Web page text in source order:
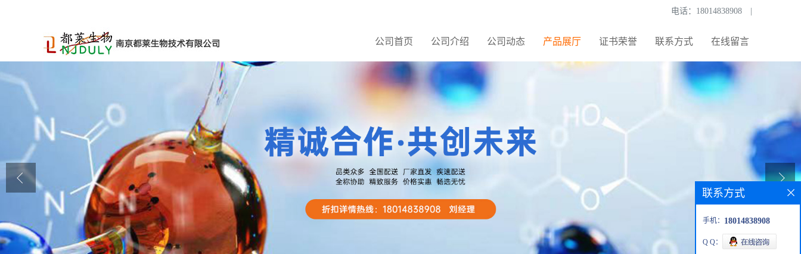
电话： 18014838908
公司首页 公司介绍 公司动态 产品展厅 证书荣誉 联系方式 在线留言
公司首页
公司动态
产品展厅
证书荣誉
联系方式
在线留言
联系方式
手机： 18014838908
Q Q：